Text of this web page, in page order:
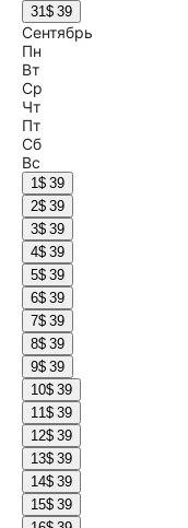
31$ 39
Сентябрь
Пн
Вт
Ср
Чт
Пт
Сб
Вс
1$ 39
2$ 39
3$ 39
4$ 39
5$ 39
6$ 39
7$ 39
8$ 39
9$ 39
10$ 39
11$ 39
12$ 39
13$ 39
14$ 39
15$ 39